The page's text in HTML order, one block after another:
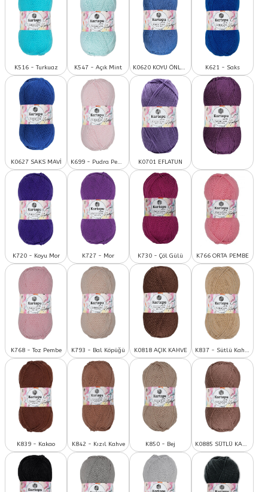
K516 - Turkuaz K547 - Açık Mint K0620 KOYU ÖNLÜK MAVİ K621 - Saks
K0627 SAKS MAVİ K699 - Pudra Pembe K0701 EFLATUN
K720 - Koyu Mor K727 - Mor K730 - Çöl Gülü K766 ORTA PEMBE
K768 - Toz Pembe K793 - Bal Köpüğü K0818 AÇIK KAHVE K837 - Sütlü Kahve
K839 - Kakao K842 - Kızıl Kahve K850 - Bej K0885 SÜTLÜ KAHVE